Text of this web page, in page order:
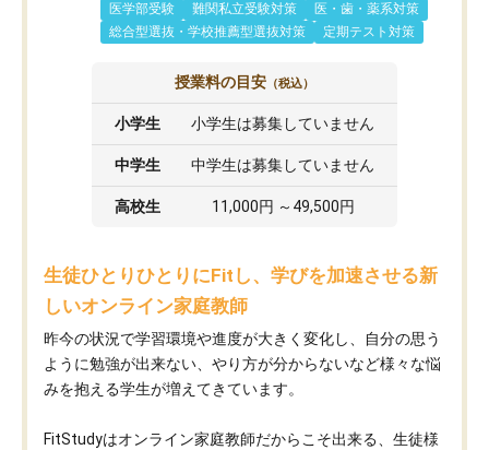
医学部受験
難関私立受験対策
医・歯・薬系対策
総合型選抜・学校推薦型選抜対策
定期テスト対策
授業料の目安 （税込）
小学生 小学生は募集していません
中学生 中学生は募集していません
高校生 11,000円 ～49,500円
生徒ひとりひとりにFitし、学びを加速させる新
しいオンライン家庭教師
昨今の状況で学習環境や進度が大きく変化し、自分の思う
ように勉強が出来ない、やり方が分からないなど様々な悩
みを抱える学生が増えてきています。
FitStudyはオンライン家庭教師だからこそ出来る、生徒様